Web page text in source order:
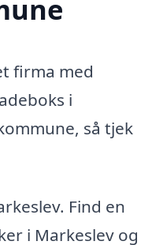
firma med
i
så tjek
Find en
i Markeslev og